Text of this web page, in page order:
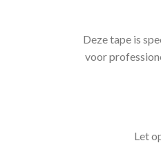
Deze tape is
voor
Let